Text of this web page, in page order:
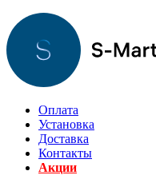
Оплата
Установка
Доставка
Контакты
Акции